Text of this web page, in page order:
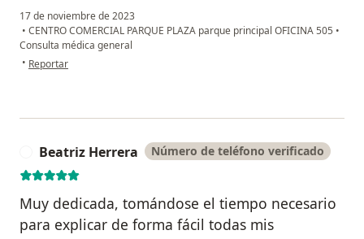
17 de noviembre de 2023
• CENTRO COMERCIAL PARQUE PLAZA parque principal OFICINA 505 •
Consulta médica general
• en opinión del usuario Angela Franco parra
Reportar
Beatriz Herrera Número de teléfono verificado
Muy dedicada, tomándose el tiempo necesario
para explicar de forma fácil todas mis